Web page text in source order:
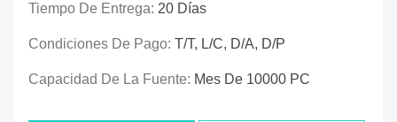
Tiempo De Entrega: 20 Días
Condiciones De Pago: T/T, L/C, D/A, D/P
Capacidad De La Fuente: Mes De 10000 PC